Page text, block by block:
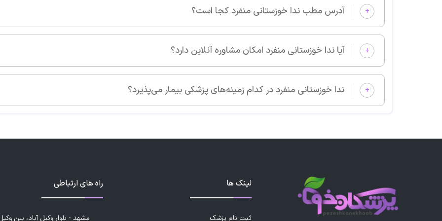
+ آدرس مطب ندا خوزستانی منفرد کجا است؟
+ آیا ندا خوزستانی منفرد امکان مشاوره آنلاین دارد؟
+ ندا خوزستانی منفرد در کدام زمینه‌های پزشکی بیمار می‌پذیرد؟
لینک ها
ثبت نام پزشک
راه های ارتباطی